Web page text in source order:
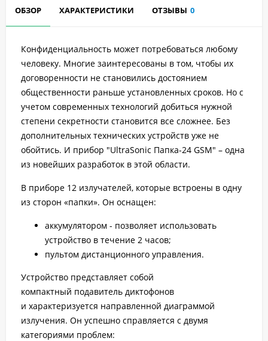
ОБЗОР ХАРАКТЕРИСТИКИ ОТЗЫВЫ 0
Конфиденциальность может потребоваться любому
человеку. Многие заинтересованы в том, чтобы их
договоренности не становились достоянием
общественности раньше установленных сроков. Но с
учетом современных технологий добиться нужной
степени секретности становится все сложнее. Без
дополнительных технических устройств уже не
обойтись. И прибор "UltraSonic Папка-24 GSM" – одна
из новейших разработок в этой области.
В приборе 12 излучателей, которые встроены в одну
из сторон «папки». Он оснащен:
аккумулятором - позволяет использовать
устройство в течение 2 часов;
пультом дистанционного управления.
Устройство представляет собой
компактный подавитель диктофонов
и характеризуется направленной диаграммой
излучения. Он успешно справляется с двумя
категориями проблем: